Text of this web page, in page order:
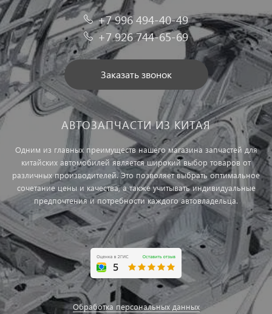
+7 996 494-40-49
+7 926 744-65-69
Заказать звонок
АВТОЗАПЧАСТИ ИЗ КИТАЯ
Одним из главных преимуществ нашего магазина запчастей для
китайских автомобилей является широкий выбор товаров от
различных производителей. Это позволяет выбрать оптимальное
сочетание цены и качества, а также учитывать индивидуальные
предпочтения и потребности каждого автовладельца.
Обработка персональных данных